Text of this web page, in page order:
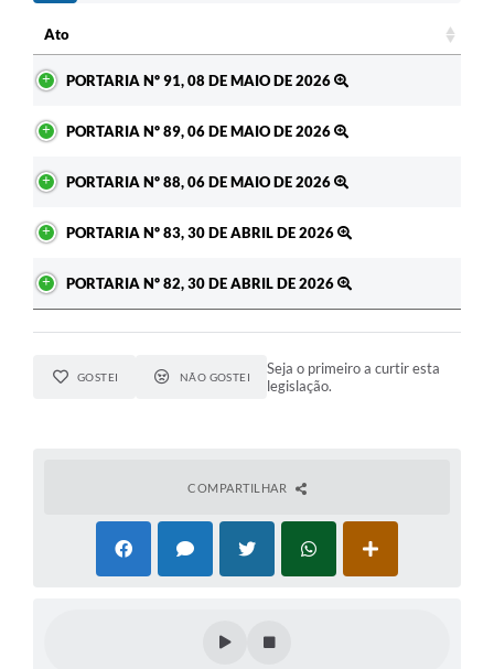
Ato
PORTARIA Nº 91, 08 DE MAIO DE 2026
PORTARIA Nº 89, 06 DE MAIO DE 2026
PORTARIA Nº 88, 06 DE MAIO DE 2026
PORTARIA Nº 83, 30 DE ABRIL DE 2026
PORTARIA Nº 82, 30 DE ABRIL DE 2026
GOSTEI NÃO GOSTEI
Seja o primeiro a curtir esta
legislação.
COMPARTILHAR